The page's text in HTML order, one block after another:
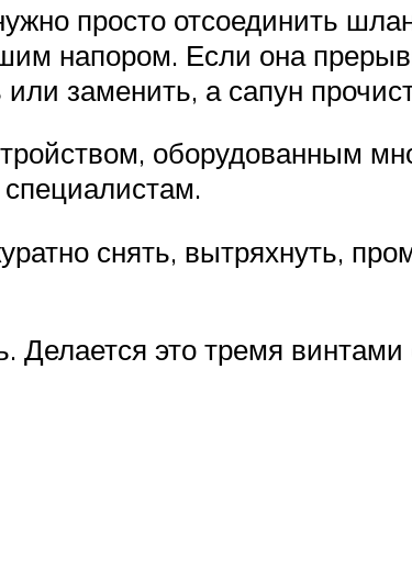
просто отсоединить
напором. Если она
заменить, а сапун
оборудованным
снять, вытряхнуть,
это тремя винтами